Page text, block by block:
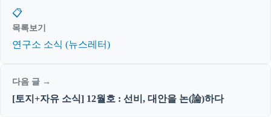
📋
목록보기
연구소 소식 (뉴스레터)
다음 글 →
[토지+자유 소식] 12월호 : 선비, 대안을 논(論)하다